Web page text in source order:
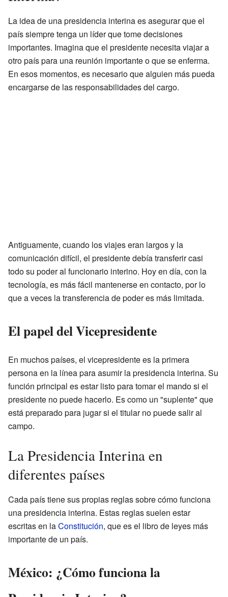
La idea de una presidencia interina es asegurar que el
país siempre tenga un líder que tome decisiones
importantes. Imagina que el presidente necesita viajar a
otro país para una reunión importante o que se enferma.
En esos momentos, es necesario que alguien más pueda
encargarse de las responsabilidades del cargo.
Antiguamente, cuando los viajes eran largos y la
comunicación difícil, el presidente debía transferir casi
todo su poder al funcionario interino. Hoy en día, con la
tecnología, es más fácil mantenerse en contacto, por lo
que a veces la transferencia de poder es más limitada.
El papel del Vicepresidente
En muchos países, el vicepresidente es la primera
persona en la línea para asumir la presidencia interina. Su
función principal es estar listo para tomar el mando si el
presidente no puede hacerlo. Es como un "suplente" que
está preparado para jugar si el titular no puede salir al
campo.
La Presidencia Interina en
diferentes países
Cada país tiene sus propias reglas sobre cómo funciona
una presidencia interina. Estas reglas suelen estar
escritas en laConstitución, que es el libro de leyes más
importante de un país.
México: ¿Cómo funciona la